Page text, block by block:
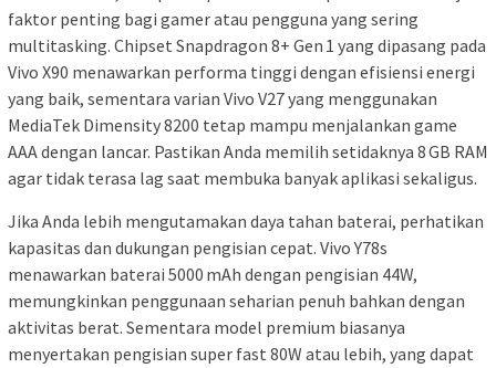
faktor penting bagi gamer atau pengguna yang sering
multitasking. Chipset Snapdragon 8+ Gen 1 yang dipasang pada
Vivo X90 menawarkan performa tinggi dengan efisiensi energi
yang baik, sementara varian Vivo V27 yang menggunakan
MediaTek Dimensity 8200 tetap mampu menjalankan game
AAA dengan lancar. Pastikan Anda memilih setidaknya 8 GB RAM
agar tidak terasa lag saat membuka banyak aplikasi sekaligus.
Jika Anda lebih mengutamakan daya tahan baterai, perhatikan
kapasitas dan dukungan pengisian cepat. Vivo Y78s
menawarkan baterai 5000 mAh dengan pengisian 44W,
memungkinkan penggunaan seharian penuh bahkan dengan
aktivitas berat. Sementara model premium biasanya
menyertakan pengisian super fast 80W atau lebih, yang dapat